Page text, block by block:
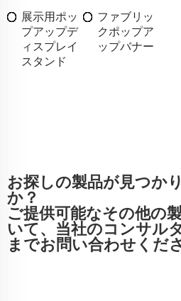
展示用ポッ
プアップデ
ィスプレイ
スタンド
ファブリッ
クポップア
ップバナー
お探しの製品が見つか
か？
ご提供可能なその他の
いて、当社のコンサル
までお問い合わせくださ